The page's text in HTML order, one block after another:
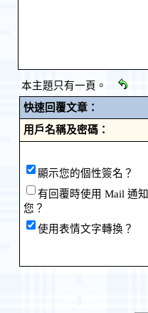
本主題只有一頁。
快速回覆文章：
用戶名稱及密碼：
顯示您的個性簽名？
有回覆時使用 Mail 通知
您？
使用表情文字轉換？